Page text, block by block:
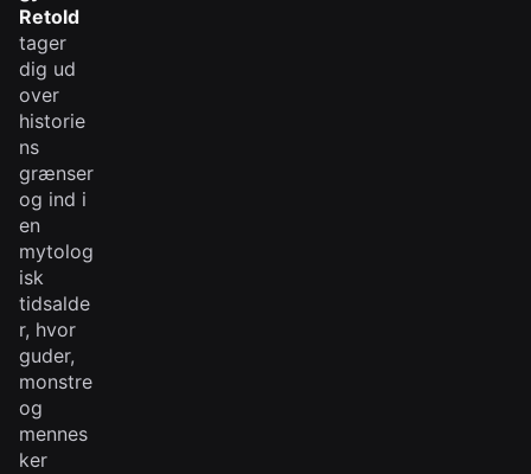
Retold
tager
dig ud
over
historie
ns
grænser
og ind i
en
mytolog
isk
tidsalde
r, hvor
guder,
monstre
og
mennes
ker